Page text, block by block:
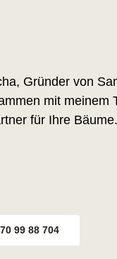
Gründer von
mit meinem
für Ihre Bäume.
99 88 704